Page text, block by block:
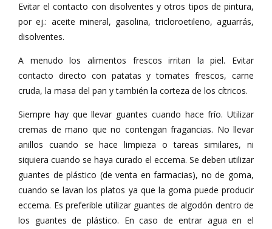
Evitar el contacto con disolventes y otros tipos de pintura,
por ej.: aceite mineral, gasolina, tricloroetileno, aguarrás,
disolventes.
A menudo los alimentos frescos irritan la piel. Evitar
contacto directo con patatas y tomates frescos, carne
cruda, la masa del pan y también la corteza de los cítricos.
Siempre hay que llevar guantes cuando hace frío. Utilizar
cremas de mano que no contengan fragancias. No llevar
anillos cuando se hace limpieza o tareas similares, ni
siquiera cuando se haya curado el eccema. Se deben utilizar
guantes de plástico (de venta en farmacias), no de goma,
cuando se lavan los platos ya que la goma puede producir
eccema. Es preferible utilizar guantes de algodón dentro de
los guantes de plástico. En caso de entrar agua en el